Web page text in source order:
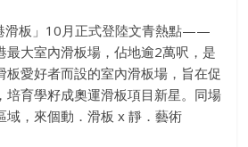
滑板」10月正式登陸文青熱點——
最大室內滑板場，佔地逾2萬呎，是
板愛好者而設的室內滑板場，旨在促
培育學籽成奧運滑板項目新星。同場
域，來個動．滑板 x 靜．藝術